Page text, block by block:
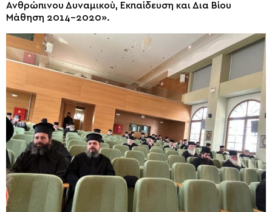
Ανθρώπινου Δυναμικού, Εκπαίδευση και Δια Βίου
Μάθηση 2014-2020».